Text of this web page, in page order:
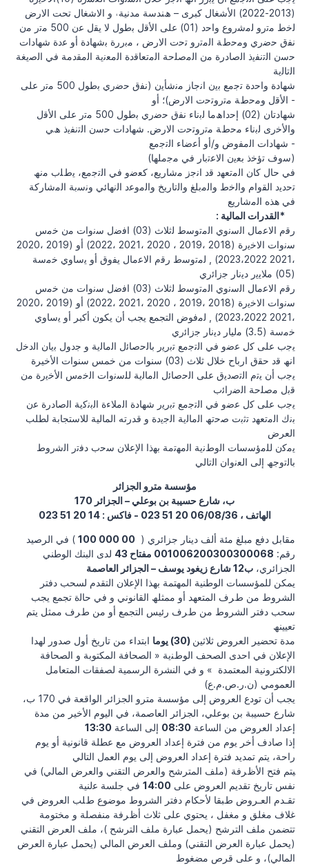
(2013-2022) اﻷﺷﻐﺎل ﻛﺒﺮى – ھﻨﺪﺳﺔ ﻣﺪﻧﯿﺔ˓ و اﻻﺷﻐﺎل ﺗﺤﺖ اﻻرض
ﻟﺧط ﻣﺗرو ﻟﻣﺷروع واﺣد (01) ﻋﻠﻰ اﻷﻗل ﺑطول ﻻ ﯾﻘل ﻋن 500 ﻣﺗر ﻣن
ﻧﻔق ﺣﺿري وﻣﺣطﺔ اﻟﻣﺗرو ﺗﺣت اﻻرض ، ﻣﺑررة ﺑﺷﮭﺎدة أو ﻋدة ﺷﮭﺎدات
ﺣﺳن اﻟﺗﻧﻔﯾذ اﻟﺻﺎدرة ﻣن اﻟﻣﺻﻠﺣﺔ اﻟﻣﺗﻌﺎﻗدة اﻟﻣﻌﻧﯾﺔ اﻟﻣﻘدﻣﺔ ﻓﻲ اﻟﺻﯾﻐﺔ
اﻟﺗﺎﻟﯾﺔ
ﺷﮭﺎدة واﺣدة ﺗﺟﻣﻊ ﺑﯾن اﻧﺟﺎز ﻣﻧﺷﺄﯾن (ﻧﻔق ﺣﺿري ﺑطول 500 ﻣﺗر ﻋﻠﻰ
اﻷﻗل وﻣﺣطﺔ ﻣﺗروﺗﺣت اﻻرض)؛ أو -
ﺷﮭﺎدﺗﺎن (02) إﺣداھﻣﺎ ﻟﺑﻧﺎء ﻧﻔق ﺣﺿري ﺑطول 500 ﻣﺗر ﻋﻠﻰ اﻷﻗل
واﻷﺧرى ﻟﺑﻧﺎء ﻣﺣطﺔ ﻣﺗروﺗﺣت اﻻرض. ﺷﮭﺎدات ﺣﺳن اﻟﺗﻧﻔﯾذ ھﻲ
ﺷﮭﺎدات اﻟﻣﻔوض و/أو أﻋﺿﺎء اﻟﺗﺟﻣﻊ -
(ﺳوف ﺗؤﺧذ ﺑﻌﯾن اﻻﻋﺗﺑﺎر ﻓﻲ ﻣﺟﻣﻠﮭﺎ)
ﻓﻲ ﺣﺎل ﻛﺎن اﻟﻣﺗﻌﮭد ﻗد اﻧﺟز ﻣﺷﺎرﯾﻊ، ﻛﻌﺿو ﻓﻲ اﻟﺗﺟﻣﻊ، ﯾطﻠب ﻣﻧﮫ
ﺗﺣدﯾد اﻟﻘوام واﻟﺧط واﻟﻣﺑﻠﻎ واﻟﺗﺎرﯾﺦ واﻟﻣوﻋد اﻟﻧﮭﺎﺋﻲ وﻧﺳﺑﺔ اﻟﻣﺷﺎرﻛﺔ
ﻓﻲ ھذه اﻟﻣﺷﺎرﯾﻊ
: القدرات المالية*
رﻗم اﻻﻋﻣﺎل اﻟﺳﻧوي اﻟﻣﺗوﺳط ﻟﺛﻼث (03) اﻓﺿل ﺳﻧوات ﻣن ﺧﻣس
ﺳﻧوات اﻻﺧﯾرة (2018 ،2019 ، 2020 ،2021 ،2022) أو (2019 ،2020
،2021 2023،2022) , ﻟﻣﺗوﺳط رﻗم اﻻﻋﻣﺎل ﯾﻔوق أو ﯾﺳﺎوي ﺧﻣﺳﺔ
(05) ﻣﻼﯾﯾر دﯾﻧﺎر ﺟزاﺋري
رﻗم اﻻﻋﻣﺎل اﻟﺳﻧوي اﻟﻣﺗوﺳط ﻟﺛﻼث (03) اﻓﺿل ﺳﻧوات ﻣن ﺧﻣس
ﺳﻧوات اﻻﺧﯾرة (2018 ،2019 ، 2020 ،2021 ،2022) أو (2019 ،2020
،2021 2023،2022) , ﻟﻣفوض التجمع يجب أن يكون أكبر أو ﯾﺳﺎوي
ﺧﻣﺳﺔ (3.5) ﻣليار دﯾﻧﺎر ﺟزاﺋري
ﯾﺟب ﻋﻠﻰ ﻛل ﻋﺿو ﻓﻲ اﻟﺗﺟﻣﻊ ﺗﺑرﯾر ﺑﺎﻟﺣﺻﺎﺋل اﻟﻣﺎﻟﯾﺔ و ﺟدول ﺑﯾﺎن اﻟدﺧل
اﻧﮫ ﻗد ﺣﻘق ارﺑﺎح ﺧﻼل ﺛﻼث (03) سنوات من خمس سنوات الأخيرة
ﯾﺟب أن ﯾﺗم اﻟﺗﺻدﯾق ﻋﻠﻰ اﻟﺣﺻﺎﺋل اﻟﻣﺎﻟﯾﺔ ﻟﻠﺳﻧوات اﻟﺧﻣس اﻷﺧﯾرة ﻣن
ﻗﺑل ﻣﺻﻠﺣﺔ اﻟﺿراﺋب
ﯾﺟب ﻋﻠﻰ ﻛل ﻋﺿو ﻓﻲ اﻟﺗﺟﻣﻊ ﺗﺑرﯾر ﺷﮭﺎدة اﻟﻣﻼءة اﻟﺑﻧﻛﯾﺔ اﻟﺻﺎدرة ﻋن
ﺑﻧك اﻟﻣﺗﻌﮭد ﺗﺛﺑت ﺻﺣﺗﮫ اﻟﻣﺎﻟﯾﺔ اﻟﺟﯾدة و قدرته المالية للاستجابة لطلب
العرض
ﯾﻣﻛن ﻟﻠﻣؤﺳﺳﺎت اﻟوطﻧﯾﺔ اﻟﻣﮭﺗﻣﺔ ﺑﮭذا اﻹﻋﻼن ﺳﺣب دﻓﺗر اﻟﺷروط
ﺑﺎﻟﺗوﺟﮫ إﻟﻰ اﻟﻌﻧوان اﻟﺗﺎﻟﻲ
مؤسسة مترو الجزائر
170 ب، شارع حسيبة بن بوعلي – الجزائر
الهاتف ، 06/08/36 20 51 023 - فاكس : 14 20 51 023
مقابل دفع مبلغ مئة ألف دينار جزائري ( 00 000 100
) في الرصيد
رقم: 001006200300300068 مفتاح 43
لدى البنك الوطني
الجزائري، ب12 شارع زيغود يوسف – الجزائر العاصمة
ﯾﻤﻜﻦ للمؤسسات الوطنية اﻟﻤﮭﺘﻤﺔ ﺑﮭﺬا اﻹﻋﻼن اﻟﺘﻘﺪم ﻟﺴﺤﺐ دﻓﺘﺮ
اﻟﺸﺮوط ﻣﻦ طﺮف اﻟﻤﺘﻌﮭﺪ أو ﻣﻤﺜﻠﮫ اﻟﻘﺎﻧﻮﻧﻲ و ﻓﻲ ﺣﺎﻟة ﺗﺠﻤﻊ ﯾﺠﺐ
ﺳﺤﺐ دﻓﺘﺮ اﻟﺸﺮوط ﻣﻦ طﺮف رﺋﯿﺲ اﻟﺘﺠﻤﻊ أو ﻣﻦ طﺮف ﻣﻤﺜﻞ ﯾﺘﻢ
ﺗﻌﯿﯿﻨﮫ
ﻣﺪة ﺗﺤﻀﯿﺮ اﻟﻌﺮوض ثلاثين (30) ﯾﻮﻣﺎ
اﺑﺘﺪاء ﻣﻦ ﺗﺎرﯾﺦ أول ﺻﺪور ﻟﮭﺪا
اﻹﻋﻼن ﻓﻲ اﺣﺪى اﻟﺼﺤﻒ اﻟﻮطﻨية « اﻟﺼﺤﺎﻓﺔ اﻟﻤﻜﺘﻮﺑﺔ و اﻟﺼﺤﺎﻓﺔ
اﻻﻟﻜﺘﺮوﻧﯿﺔ اﻟﻤﻌﺘﻤﺪة » و ﻓﻲ اﻟﻨﺸﺮة اﻟﺮﺳﻤﯿﺔ ﻟﺼﻔﻘﺎت اﻟﻤﺘﻌﺎﻣﻞ
اﻟﻌﻤﻮﻣﻲ (ن.ر.ص.م.ع)
يجب أن تودع اﻟﻌﺮوض إﻟﻰ ﻣﺆﺳﺴﺔ ﻣﺘﺮو اﻟﺠﺰاﺋﺮ اﻟﻮاﻗﻌﺔ ﻓﻲ 170 ب،
ﺷﺎرع ﺣﺴﯿﺒﺔ ﺑﻦ ﺑﻮﻋﻠﻲ، اﻟﺠﺰاﺋﺮ اﻟﻌﺎﺻﻤﺔ، ﻓﻲ اﻟﯿﻮم اﻷﺧﯿﺮ ﻣﻦ ﻣﺪة
إﻋﺪاد اﻟﻌﺮوض ﻣﻦ اﻟﺴﺎﻋﺔ 08:30 إﻟﻰ اﻟﺴﺎﻋﺔ 13:30
إذا ﺻﺎدف أﺧﺮ ﯾﻮم ﻣﻦ ﻓﺘﺮة إﻋﺪاد اﻟﻌﺮوض ﻣﻊ ﻋﻄﻠﺔ ﻗﺎﻧﻮﻧﯿﺔ أو ﯾﻮم
راﺣﺔ، ﯾﺘﻢ ﺗﻤﺪﯾﺪ ﻓﺘﺮة إﻋﺪاد اﻟﻌﺮوض إﻟﻰ ﯾﻮم اﻟﻌﻤل اﻟﺘﺎﻟﻲ
ﯿﺘﻢ ﻓﺘﺢ اﻷظﺮﻓﺔ (ﻣﻠﻒ اﻟﻤﺘﺮﺷﺢ واﻟﻌﺮض اﻟﺘﻘﻨﻲ واﻟﻌﺮض اﻟﻤﺎﻟﻲ) في
نفس ﺗﺎرﯾﺦ ﺗﻘﺪﯾﻢ اﻟﻌﺮوض ﻋﻠﻰ 14:00 ﻓﻲ ﺟﻠﺴﺔ ﻋلنية
ﺗﻘـﺪم اﻟﻌـﺮوض طﺒﻘﺎ ﻷﺣﻜﺎم دﻓﺘﺮ اﻟﺸﺮوط ﻣﻮﺿﻮع طﻠﺐ اﻟﻌﺮوض ﻓﻲ
ﻏﻼف ﻣﻐﻠﻖ و ﻣﻐﻔﻞ ، ﯾﺤﺘﻮي ﻋﻠﻰ ﺛﻼث أظﺮﻓﺔ ﻣﻨﻔﺼﻠﺔ و ﻣﺨﺘﻮﻣﺔ
ﺗﺘﻀﻤﻦ ﻣﻠﻒ اﻟﺘﺮﺷﺢ (ﯾﺤﻤﻞ ﻋﺒﺎرة ﻣﻠﻒ اﻟﺘﺮﺷﺢ )، ﻣﻠﻒ اﻟﻌﺮض اﻟﺘﻘﻨﻲ
(ﯾﺤﻤﻞ ﻋﺒﺎرة اﻟﻌﺮض اﻟﺘﻘﻨﻲ) وﻣﻠﻒ اﻟﻌﺮض اﻟﻤﺎﻟﻲ (ﯾﺤﻤﻞ ﻋﺒﺎرة اﻟﻌﺮض
اﻟﻤﺎﻟﻲ)، و ﻋﻠﻰ ﻗﺮص ﻣﻀﻐﻮط